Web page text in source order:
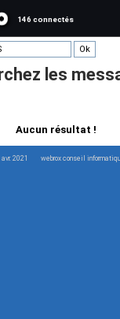
146 connectés
les
Aucun résultat !
2021 webrox conseil